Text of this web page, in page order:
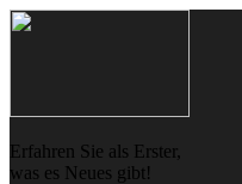
Skip
Skip
Erfahren Sie als Erster,
was es Neues gibt!